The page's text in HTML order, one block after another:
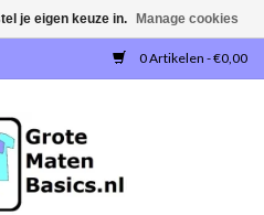
0 Artikelen - €0,00
je eigen keuze in. Manage cookies